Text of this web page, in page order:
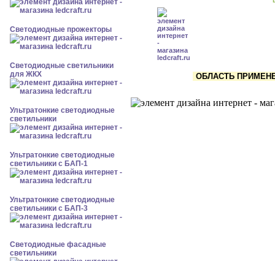
Светодиодные прожекторы
Светодиодные светильники
для ЖКХ
Ультратонкие светодиодные
светильники
Ультратонкие светодиодные
светильники с БАП-1
Ультратонкие светодиодные
светильники с БАП-3
Светодиодные фасадные
светильники
ОБЛАСТЬ